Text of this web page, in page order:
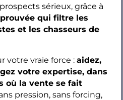
sérieux, grâce à
qui filtre les
et les chasseurs de
votre vraie force : aidez,
votre expertise, dans
où la vente se fait
pression, sans forcing,